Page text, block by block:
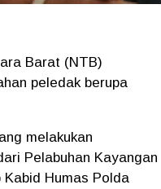
Barat (NTB)
peledak berupa
melakukan
Pelabuhan Kayangan
Kabid Humas Polda